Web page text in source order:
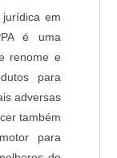
em
é uma
renome e
para
adversas
também
para